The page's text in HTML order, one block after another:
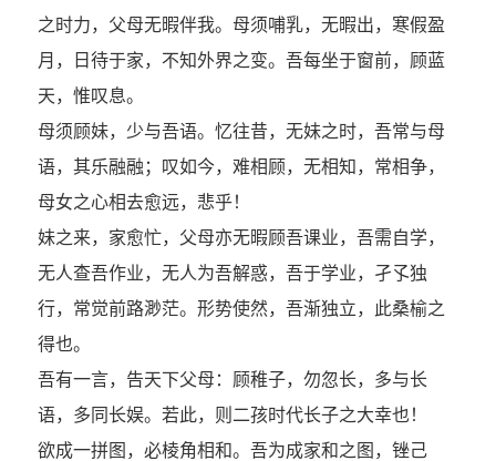
之时力，父母无暇伴我。母须哺乳，无暇出，寒假盈
月，日待于家，不知外界之变。吾每坐于窗前，顾蓝
天，惟叹息。
母须顾妹，少与吾语。忆往昔，无妹之时，吾常与母
语，其乐融融；叹如今，难相顾，无相知，常相争，
母女之心相去愈远，悲乎！
妹之来，家愈忙，父母亦无暇顾吾课业，吾需自学，
无人查吾作业，无人为吾解惑，吾于学业，孑孓独
行，常觉前路渺茫。形势使然，吾渐独立，此桑榆之
得也。
吾有一言，告天下父母：顾稚子，勿忽长，多与长
语，多同长娱。若此，则二孩时代长子之大幸也！
欲成一拼图，必棱角相和。吾为成家和之图，锉己